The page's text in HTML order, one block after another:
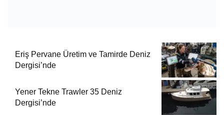
Eriş Pervane Üretim ve Tamirde Deniz
Dergisi’nde
Yener Tekne Trawler 35 Deniz
Dergisi’nde